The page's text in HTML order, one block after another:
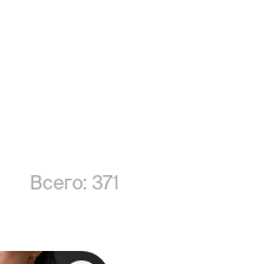
Всего: 371